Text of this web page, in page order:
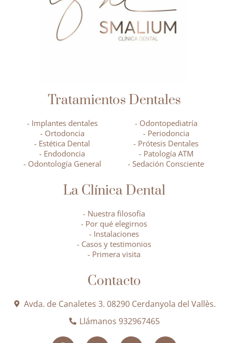
Tratamientos Dentales
- Implantes dentales
- Ortodoncia
- Estética Dental
- Endodoncia
- Odontología General
- Odontopediatría
- Periodoncia
- Prótesis Dentales
- Patología ATM
- Sedación Consciente
La Clínica Dental
- Nuestra filosofía
- Por qué elegirnos
- Instalaciones
- Casos y testimonios
- Primera visita
Contacto
Avda. de Canaletes 3. 08290 Cerdanyola del Vallès.
Llámanos 932967465